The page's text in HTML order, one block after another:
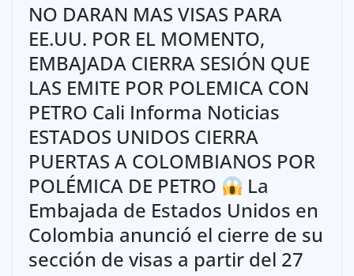
NO DARAN MAS VISAS PARA
EE.UU. POR EL MOMENTO,
EMBAJADA CIERRA SESIÓN QUE
LAS EMITE POR POLEMICA CON
PETRO Cali Informa Noticias
ESTADOS UNIDOS CIERRA
PUERTAS A COLOMBIANOS POR
POLÉMICA DE PETRO
La
Embajada de Estados Unidos en
Colombia anunció el cierre de su
sección de visas a partir del 27